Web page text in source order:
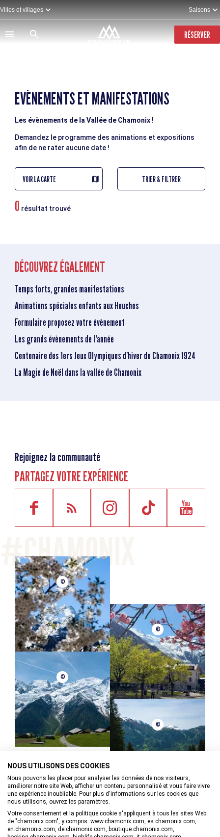
Aller
au
contenu
principal
Villes et villages Saisons
RÉSERVER
EVÈNEMENTS ET MANIFESTATIONS
Les évènements de la Vallée de Chamonix !
Demandez le programme des animations et expositions
afin de ne rater aucune date !
VOIR LA CARTE TRIER & FILTRER
0 résultat trouvé
DÉCOUVREZ ÉGALEMENT
Temps forts, grandes manifestations
Animations spéciales enfants aux Houches
Formulaire proposez votre évènement
Les grands évènements de l'année
Centenaire des 1ers Jeux Olympiques d’hiver de Chamonix 1924
La Magie de Noël dans la vallée de Chamonix
Rejoignez la communauté
PARTAGEZ VOTRE EXPÉRIENCE
©
©
©
©
NOUS UTILISONS DES COOKIES
Nous pouvons les placer pour analyser les données de nos visiteurs,
améliorer notre site Web, afficher un contenu personnalisé et vous faire vivre
une expérience inoubliable. Pour plus d'informations sur les cookies que
nous utilisons, ouvrez les paramètres.
Votre consentement et la politique cookie s'appliquent à tous les sites Web
de "chamonix.com", y compris: www.chamonix.com, es.chamonix.com,
en.chamonix.com, de.chamonix.com, boutique.chamonix.com,